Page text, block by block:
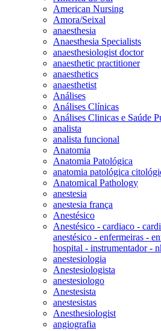
American Nursing
Amora/Seixal
anaesthesia
Anaesthesia Specialists
anaesthesiologist doctor
anaesthetic practitioner
anaesthetics
anaesthetist
Análises
Análises Clínicas
Análises Clinicas e Saúde
analista
analista funcional
Anatomia
Anatomia Patológica
anatomia patológica
Anatomical Pathology
anestesia
anestesia frança
Anestésico
Anestésico - cardiaco -
anestésico - enfermeiras -
hospital - instrumentador -
anestesiologia
Anestesiologista
anestesiologo
Anestesista
anestesistas
Anesthesiologist
angiografia